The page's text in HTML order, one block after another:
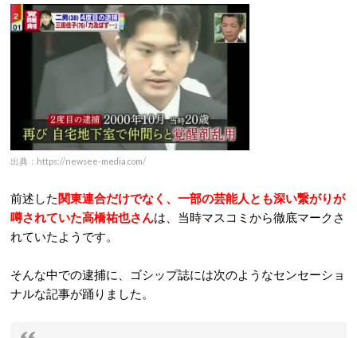
出典：https://newsee-media.com/
前述した関東連合だけでなく、一部の芸能人とも深い繋がりが
噂されていた高橋祐也さんは、当時マスコミから徹底マークさ
れていたようです。
そんな中での逮捕に、ゴシップ誌には次のようなセンセーショ
ナルな記事が踊りました。